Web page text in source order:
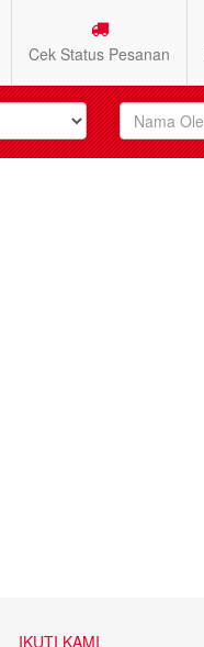
Cek Status Pesanan
IKUTI KAMI